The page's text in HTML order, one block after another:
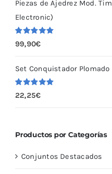
Piezas de Ajedrez Mod.
Electronic)
Valorado
con 5.00
99,90€
Set Conquistador Plomado
Valorado
con
5.00
22,25€
Productos por Categorías
Conjuntos Destacados